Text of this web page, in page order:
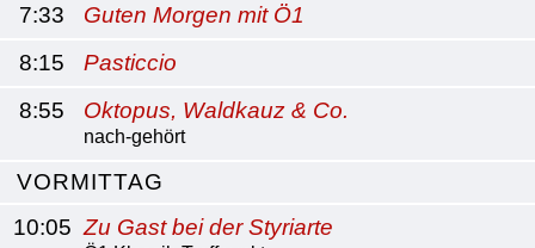
7:33
Guten Morgen mit Ö1
8:15
Pasticcio
8:55
Oktopus, Waldkauz & Co.
nach-gehört
VORMITTAG
10:05 Zu Gast bei der Styriarte